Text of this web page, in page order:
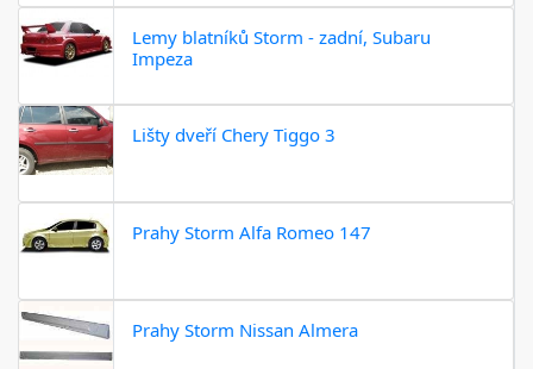
Lemy blatníků Storm - zadní, Subaru
Impeza
Lišty dveří Chery Tiggo 3
Prahy Storm Alfa Romeo 147
Prahy Storm Nissan Almera